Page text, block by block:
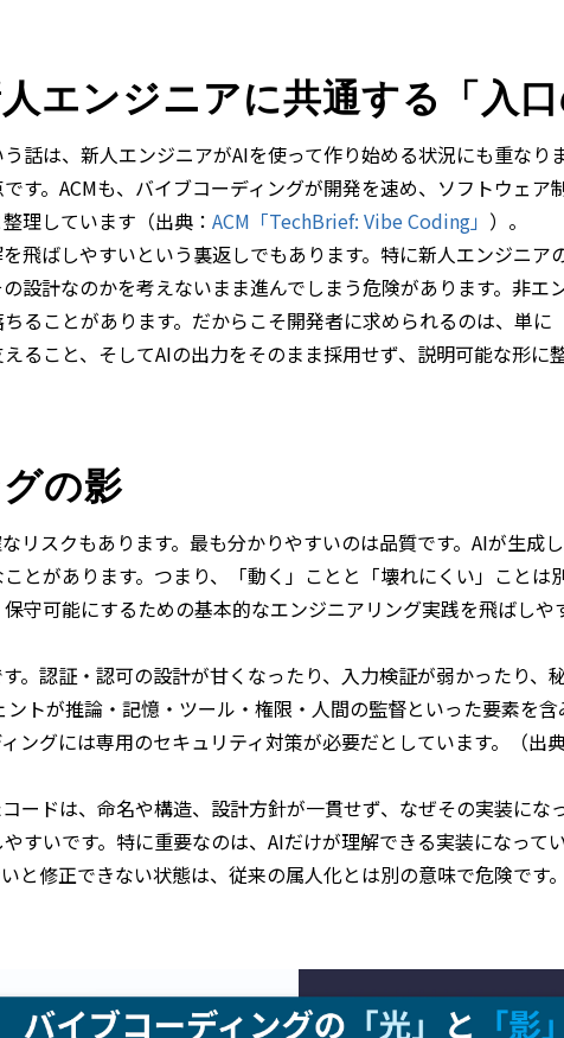
エンジニアに共通する「入
話は、新人エンジニアがAIを使って作り始める状況にも重なり
す。ACMも、バイブコーディングが開発を速め、ソフトウェ
理しています（出典： ACM「TechBrief: Vibe Coding」 ）。
飛ばしやすいという裏返しでもあります。特に新人エンジニ
設計なのかを考えないまま進んでしまう危険があります。非
ることがあります。だからこそ開発者に求められるのは、単
ること、そしてAIの出力をそのまま採用せず、説明可能な形に
の影
リスクもあります。最も分かりやすいのは品質です。AIが生成
とがあります。つまり、「動く」ことと「壊れにくい」ことは
守可能にするための基本的なエンジニアリング実践を飛ばし
。認証・認可の設計が甘くなったり、入力検証が弱かったり
ントが推論・記憶・ツール・権限・人間の監督といった要素を
ングには専用のセキュリティ対策が必要だとしています。（出
ードは、命名や構造、設計方針が一貫せず、なぜその実装に
すいです。特に重要なのは、AIだけが理解できる実装になって
と修正できない状態は、従来の属人化とは別の意味で危険です